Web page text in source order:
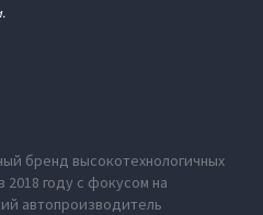
бренд высокотехнологичных
году с фокусом на
автопроизводитель